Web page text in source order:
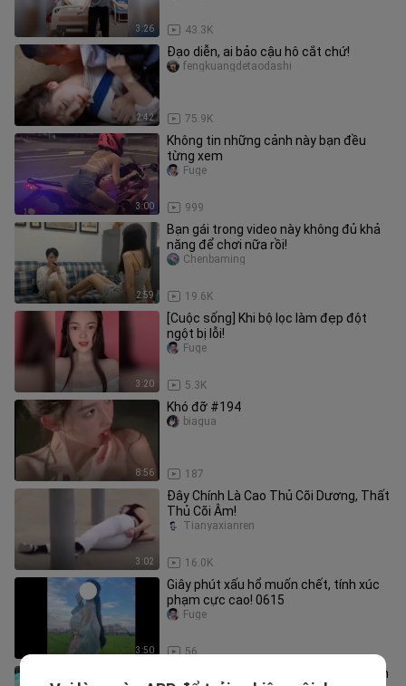
3:26 43.3K
2:42
Đạo diễn, ai bảo cậu hô cắt chứ!
75.9K
fengkuangdetaodashi
3:00
Không tin những cảnh này bạn đều
từng xem
999
Fuge
2:59
Bạn gái trong video này không đủ khả
năng để chơi nữa rồi!
19.6K
Chenbaming
3:20
[Cuộc sống] Khi bộ lọc làm đẹp đột
ngột bị lỗi!
5.3K
Fuge
8:56
Khó đỡ #194
187
biagua
3:02
Đây Chính Là Cao Thủ Cõi Dương, Thất
Thủ Cõi Âm!
16.0K
Tianyaxianren
3:50
Giây phút xấu hổ muốn chết, tính xúc
phạm cực cao! 0615
56
Fuge
Công đức bao năm, phút chốc tiêu tan